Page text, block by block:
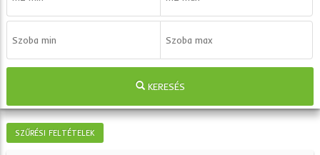
KERESÉS
SZŰRÉSI FELTÉTELEK